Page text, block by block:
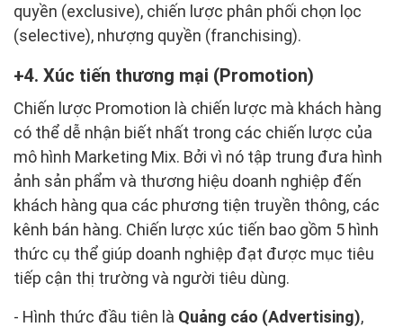
quyền (exclusive), chiến lược phân phối chọn lọc
(selective), nhượng quyền (franchising).
4. Xúc tiến thương mại (Promotion)
Chiến lược Promotion là chiến lược mà khách hàng
có thể dễ nhận biết nhất trong các chiến lược của
mô hình Marketing Mix. Bởi vì nó tập trung đưa hình
ảnh sản phẩm và thương hiệu doanh nghiệp đến
khách hàng qua các phương tiện truyền thông, các
kênh bán hàng. Chiến lược xúc tiến bao gồm 5 hình
thức cụ thể giúp doanh nghiệp đạt được mục tiêu
tiếp cận thị trường và người tiêu dùng.
- Hình thức đầu tiên là Quảng cáo (Advertising),